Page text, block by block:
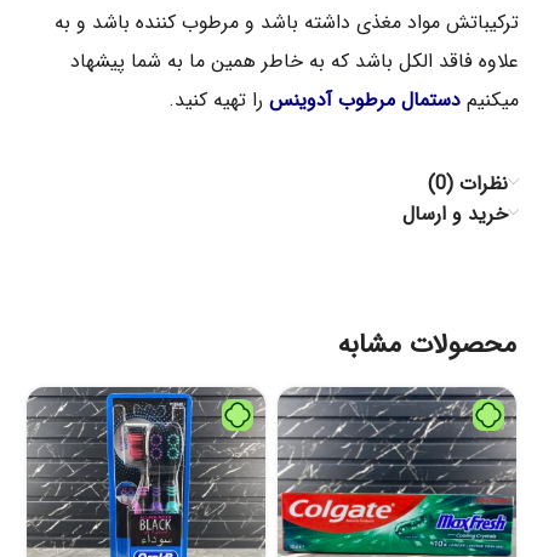
ترکیباتش مواد مغذی داشته باشد و مرطوب کننده باشد و به
علاوه فاقد الکل باشد که به خاطر همین ما به شما پیشهاد
میکنیم دستمال مرطوب آدوینس را تهیه کنید.
نظرات (0)
خرید و ارسال
محصولات مشابه